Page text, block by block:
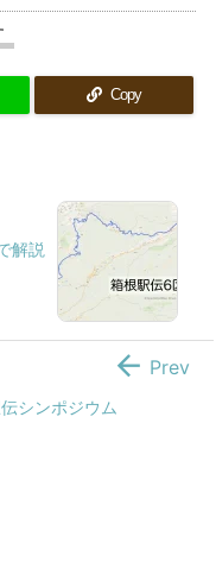
Copy
解説
シンポジウム
 Prev